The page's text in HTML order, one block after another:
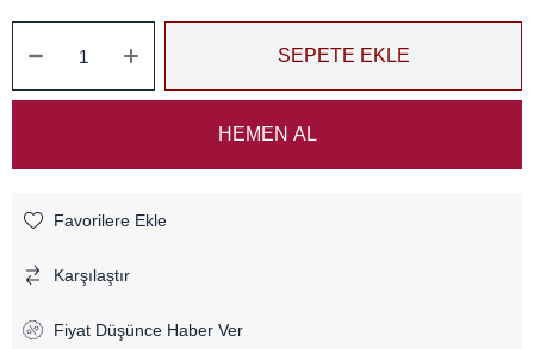
Favorilere Ekle
Karşılaştır
Fiyat Düşünce Haber Ver